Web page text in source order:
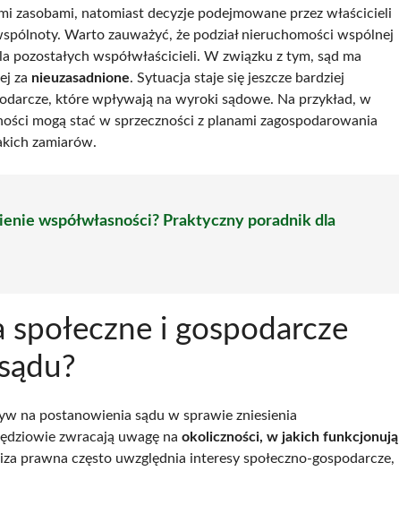
zasobami, natomiast decyzje podejmowane przez właścicieli
Warto zauważyć, że podział nieruchomości wspólnej
współwłaścicieli. W związku z tym, sąd ma
za nieuzasadnione. Sytuacja staje się jeszcze bardziej
które wpływają na wyroki sądowe. Na przykład, w
mogą stać w sprzeczności z planami zagospodarowania
zamiarów.
współwłasności? Praktyczny poradnik dla
i gospodarcze
na postanowienia sądu w sprawie zniesienia
zwracają uwagę na okoliczności, w jakich funkcjonują
prawna często uwzględnia interesy społeczno-gospodarcze,